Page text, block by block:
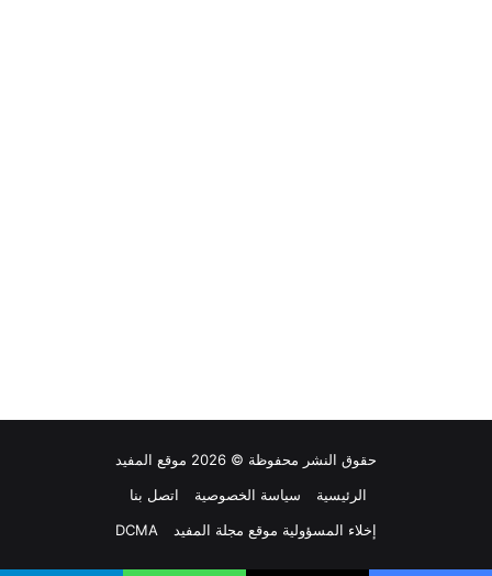
حقوق النشر محفوظة © 2026 موقع المفيد
الرئيسية
سياسة الخصوصية
اتصل بنا
إخلاء المسؤولية موقع مجلة المفيد
DCMA